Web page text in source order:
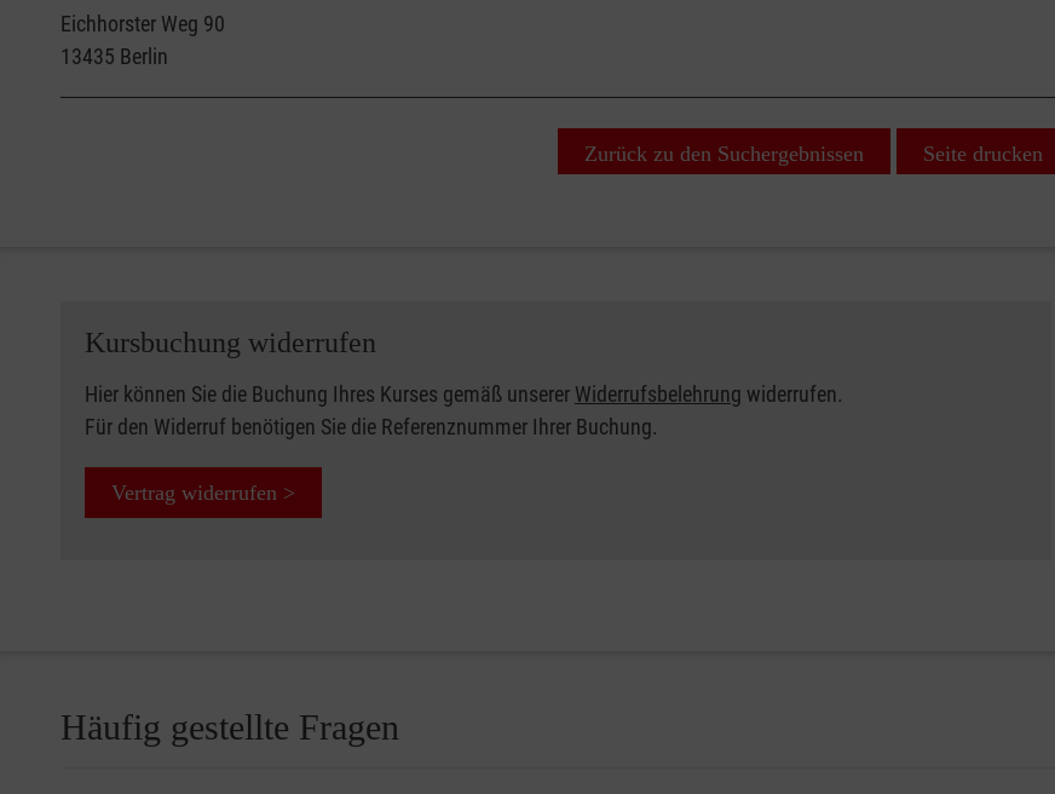
Eichhorster Weg 90
13435 Berlin
Zurück zu den Suchergebnissen Seite drucken
Kursbuchung widerrufen
Hier können Sie die Buchung Ihres Kurses gemäß unserer Widerrufsbelehrung widerrufen.
Für den Widerruf benötigen Sie die Referenznummer Ihrer Buchung.
Vertrag widerrufen >
Häufig gestellte Fragen